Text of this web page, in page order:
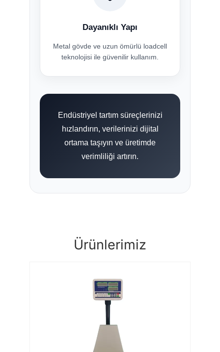
Dayanıklı Yapı
Metal gövde ve uzun ömürlü loadcell
teknolojisi ile güvenilir kullanım.
Endüstriyel tartım süreçlerinizi
hızlandırın, verilerinizi dijital
ortama taşıyın ve üretimde
verimliliği artırın.
Ürünlerimiz